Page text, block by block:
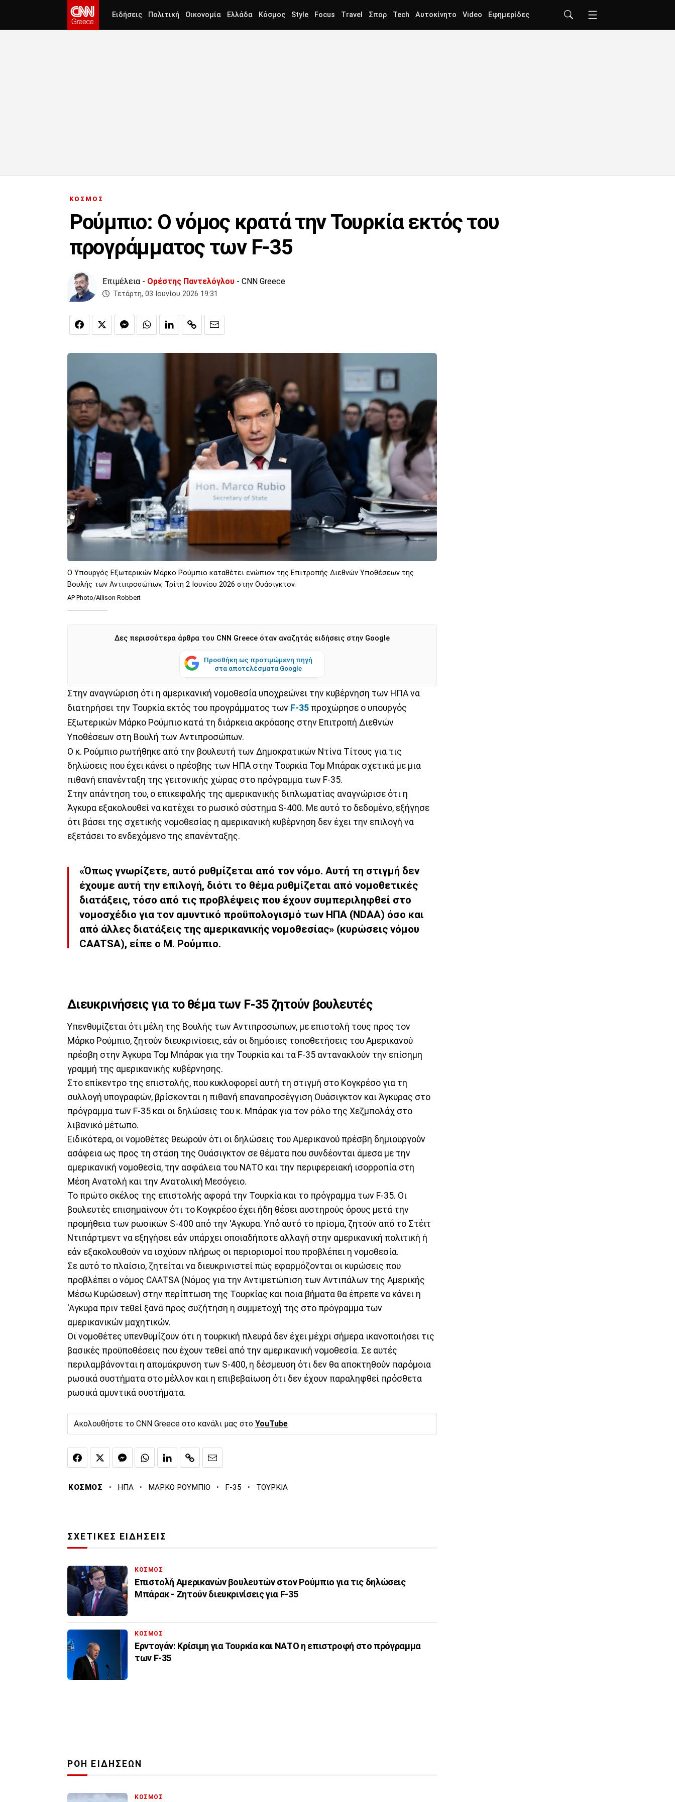
Ειδήσεις Πολιτική Οικονομία Ελλάδα Κόσμος Style Focus Travel Σπορ Tech Αυτοκίνητο Video Εφημερίδες
ΚΟΣΜΟΣ
Ρούμπιο: Ο νόμος κρατά την Τουρκία εκτός του
προγράμματος των F-35
Επιμέλεια - Ορέστης Παντελόγλου - CNN Greece
Τετάρτη, 03 Ιουνίου 2026 19:31
Ο Υπουργός Εξωτερικών Μάρκο Ρούμπιο καταθέτει ενώπιον της Επιτροπής Διεθνών Υποθέσεων της
Βουλής των Αντιπροσώπων, Τρίτη 2 Ιουνίου 2026 στην Ουάσιγκτον.
AP Photo/Allison Robbert
Δες περισσότερα άρθρα του CNN Greece όταν αναζητάς ειδήσεις στην Google
Προσθήκη ως προτιμώμενη πηγή
στα αποτελέσματα Google
Στην αναγνώριση ότι η αμερικανική νομοθεσία υποχρεώνει την κυβέρνηση των ΗΠΑ να
διατηρήσει την Τουρκία εκτός του προγράμματος των F-35 προχώρησε ο υπουργός
Εξωτερικών Μάρκο Ρούμπιο κατά τη διάρκεια ακρόασης στην Επιτροπή Διεθνών
Υποθέσεων στη Βουλή των Αντιπροσώπων.
Ο κ. Ρούμπιο ρωτήθηκε από την βουλευτή των Δημοκρατικών Ντίνα Τίτους για τις
δηλώσεις που έχει κάνει ο πρέσβης των ΗΠΑ στην Τουρκία Τομ Μπάρακ σχετικά με μια
πιθανή επανένταξη της γειτονικής χώρας στο πρόγραμμα των F-35.
Στην απάντηση του, ο επικεφαλής της αμερικανικής διπλωματίας αναγνώρισε ότι η
Άγκυρα εξακολουθεί να κατέχει το ρωσικό σύστημα S-400. Με αυτό το δεδομένο, εξήγησε
ότι βάσει της σχετικής νομοθεσίας η αμερικανική κυβέρνηση δεν έχει την επιλογή να
εξετάσει το ενδεχόμενο της επανένταξης.
«Όπως γνωρίζετε, αυτό ρυθμίζεται από τον νόμο. Αυτή τη στιγμή δεν
έχουμε αυτή την επιλογή, διότι το θέμα ρυθμίζεται από νομοθετικές
διατάξεις, τόσο από τις προβλέψεις που έχουν συμπεριληφθεί στο
νομοσχέδιο για τον αμυντικό προϋπολογισμό των ΗΠΑ (NDAA) όσο και
από άλλες διατάξεις της αμερικανικής νομοθεσίας» (κυρώσεις νόμου
CAATSA), είπε ο Μ. Ρούμπιο.
Διευκρινήσεις για το θέμα των F-35 ζητούν βουλευτές
Υπενθυμίζεται ότι μέλη της Βουλής των Αντιπροσώπων, με επιστολή τους προς τον
Μάρκο Ρούμπιο, ζητούν διευκρινίσεις, εάν οι δημόσιες τοποθετήσεις του Αμερικανού
πρέσβη στην Άγκυρα Τομ Μπάρακ για την Τουρκία και τα F-35 αντανακλούν την επίσημη
γραμμή της αμερικανικής κυβέρνησης.
Στο επίκεντρο της επιστολής, που κυκλοφορεί αυτή τη στιγμή στο Κογκρέσο για τη
συλλογή υπογραφών, βρίσκονται η πιθανή επαναπροσέγγιση Ουάσιγκτον και Άγκυρας στο
πρόγραμμα των F-35 και οι δηλώσεις του κ. Μπάρακ για τον ρόλο της Χεζμπολάχ στο
λιβανικό μέτωπο.
Ειδικότερα, οι νομοθέτες θεωρούν ότι οι δηλώσεις του Αμερικανού πρέσβη δημιουργούν
ασάφεια ως προς τη στάση της Ουάσιγκτον σε θέματα που συνδέονται άμεσα με την
αμερικανική νομοθεσία, την ασφάλεια του ΝΑΤΟ και την περιφερειακή ισορροπία στη
Μέση Ανατολή και την Ανατολική Μεσόγειο.
Το πρώτο σκέλος της επιστολής αφορά την Τουρκία και το πρόγραμμα των F-35. Οι
βουλευτές επισημαίνουν ότι το Κογκρέσο έχει ήδη θέσει αυστηρούς όρους μετά την
προμήθεια των ρωσικών S-400 από την 'Αγκυρα. Υπό αυτό το πρίσμα, ζητούν από το Στέιτ
Ντιπάρτμεντ να εξηγήσει εάν υπάρχει οποιαδήποτε αλλαγή στην αμερικανική πολιτική ή
εάν εξακολουθούν να ισχύουν πλήρως οι περιορισμοί που προβλέπει η νομοθεσία.
Σε αυτό το πλαίσιο, ζητείται να διευκρινιστεί πώς εφαρμόζονται οι κυρώσεις που
προβλέπει ο νόμος CAATSA (Νόμος για την Αντιμετώπιση των Αντιπάλων της Αμερικής
Μέσω Κυρώσεων) στην περίπτωση της Τουρκίας και ποια βήματα θα έπρεπε να κάνει η
'Αγκυρα πριν τεθεί ξανά προς συζήτηση η συμμετοχή της στο πρόγραμμα των
αμερικανικών μαχητικών.
Οι νομοθέτες υπενθυμίζουν ότι η τουρκική πλευρά δεν έχει μέχρι σήμερα ικανοποιήσει τις
βασικές προϋποθέσεις που έχουν τεθεί από την αμερικανική νομοθεσία. Σε αυτές
περιλαμβάνονται η απομάκρυνση των S-400, η δέσμευση ότι δεν θα αποκτηθούν παρόμοια
ρωσικά συστήματα στο μέλλον και η επιβεβαίωση ότι δεν έχουν παραληφθεί πρόσθετα
ρωσικά αμυντικά συστήματα.
Ακολουθήστε το CNN Greece στο κανάλι μας στο YouTube
ΚΟΣΜΟΣ · ΗΠΑ · ΜΑΡΚΟ ΡΟΥΜΠΙΟ · F-35 · ΤΟΥΡΚΙΑ
ΣΧΕΤΙΚΕΣ ΕΙΔΗΣΕΙΣ
ΚΟΣΜΟΣ
Επιστολή Αμερικανών βουλευτών στον Ρούμπιο για τις δηλώσεις
Μπάρακ - Ζητούν διευκρινίσεις για F-35
ΚΟΣΜΟΣ
Ερντογάν: Κρίσιμη για Τουρκία και ΝΑΤΟ η επιστροφή στο πρόγραμμα
των F-35
ΡΟΗ ΕΙΔΗΣΕΩΝ
ΚΟΣΜΟΣ